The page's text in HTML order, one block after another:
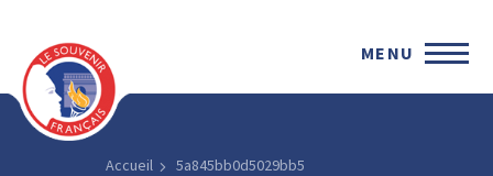
MENU
Accueil 5a845bb0d5029bb5